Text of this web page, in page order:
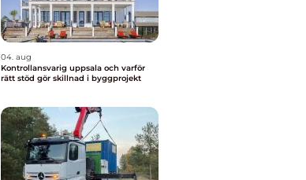
04. aug
Kontrollansvarig uppsala och varför
rätt stöd gör skillnad i byggprojekt